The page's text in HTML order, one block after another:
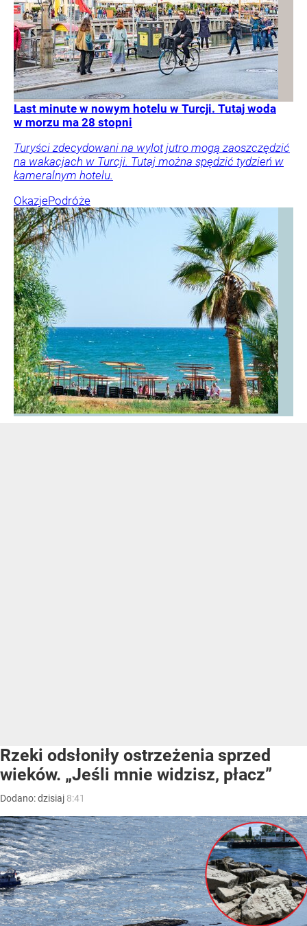
Last minute w nowym hotelu w Turcji. Tutaj woda
w morzu ma 28 stopni
Turyści zdecydowani na wylot jutro mogą zaoszczędzić
na wakacjach w Turcji. Tutaj można spędzić tydzień w
kameralnym hotelu.
OkazjePodróże
Rzeki odsłoniły ostrzeżenia sprzed
wieków. „Jeśli mnie widzisz, płacz”
Dodano:dzisiaj 8:41